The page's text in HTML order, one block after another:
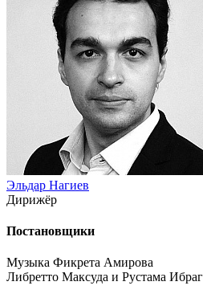
Эльдар Нагиев
Дирижёр
Постановщики
Музыка Фикрета Амирова
Либретто Максуда и Рустама